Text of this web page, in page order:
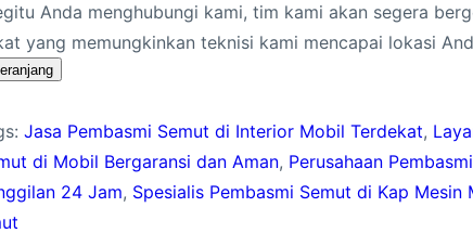
Anda menghubungi kami, tim kami akan segera
yang memungkinkan teknisi kami mencapai lokasi
Jasa Pembasmi Semut di Interior Mobil Terdekat,
di Mobil Bergaransi dan Aman, Perusahaan
24 Jam, Spesialis Pembasmi Semut di Kap Mesin